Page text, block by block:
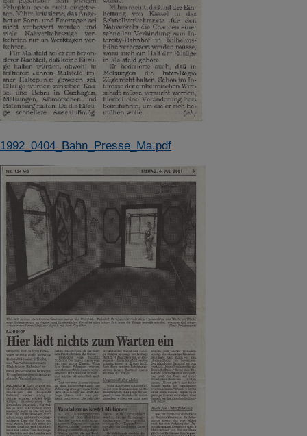
1992_0404_Bahn_Presse_Ma.pdf